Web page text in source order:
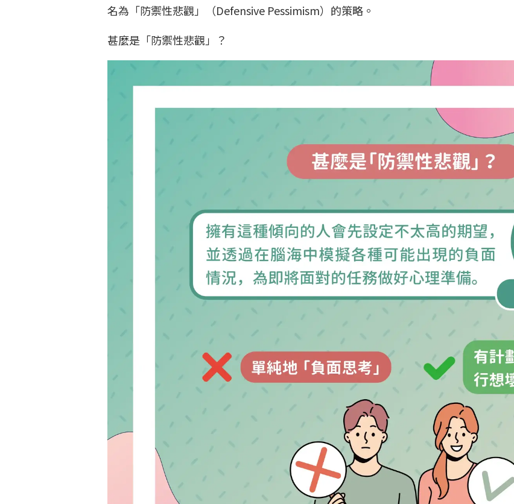
名為「防禦性悲觀」（Defensive Pessimism）的策略。
甚麼是「防禦性悲觀」？